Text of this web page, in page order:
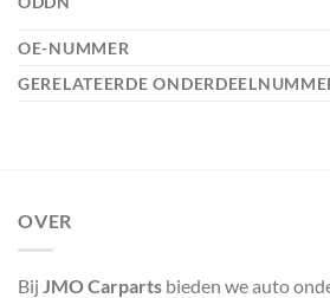
OE-NUMMER
GERELATEERDE
OVER
Bij JMO Carparts bieden we auto